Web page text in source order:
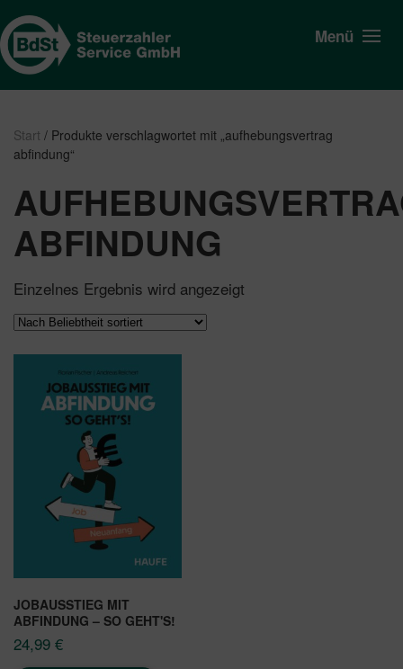
Menü
Start / Produkte verschlagwortet mit „aufhebungsvertrag
abfindung“
ABFINDUNG
Einzelnes Ergebnis wird angezeigt
JOBAUSSTIEG MIT
ABFINDUNG – SO GEHT'S!
24,99 €